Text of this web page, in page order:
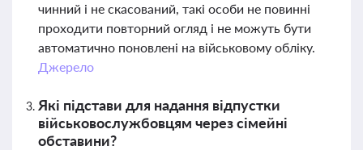
чинний і не скасований, такі особи не повинні
проходити повторний огляд і не можуть бути
автоматично поновлені на військовому обліку.
Джерело
Які підстави для надання відпустки
військовослужбовцям через сімейні
обставини?